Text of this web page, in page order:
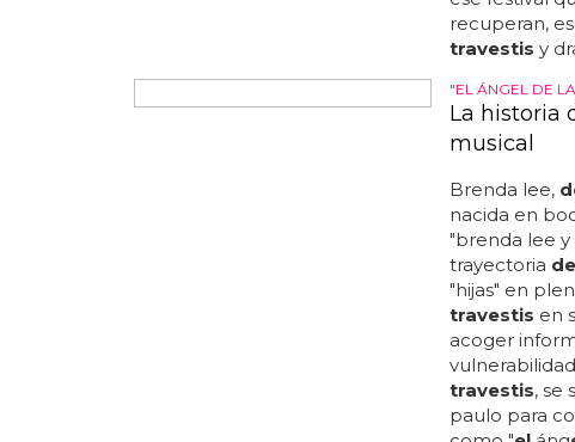
historiadel
TRAVESTIS EN
Vuelve
barco
dehecho,
participantes
allí para darlo
es
con la
dedrag
'woodstock'
menos
pelucas,
ese festival
recuperan,
travestisy